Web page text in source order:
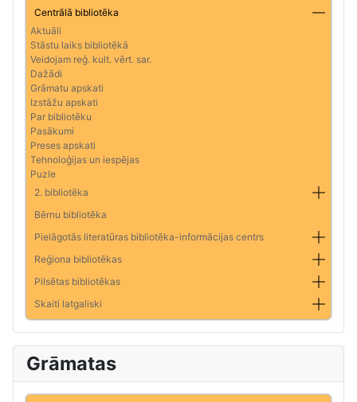
Centrālā bibliotēka
Aktuāli
Stāstu laiks bibliotēkā
Veidojam reģ. kult. vērt. sar.
Dažādi
Grāmatu apskati
Izstāžu apskati
Par bibliotēku
Pasākumi
Preses apskati
Tehnoloģijas un iespējas
Puzle
2. bibliotēka
Bērnu bibliotēka
Pielāgotās literatūras bibliotēka-informācijas centrs
Reģiona bibliotēkas
Pilsētas bibliotēkas
Skaiti latgaliski
Grāmatas